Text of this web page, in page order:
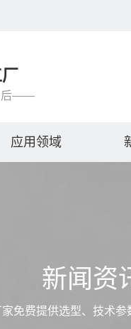
后——
应用领域
新闻资
免费提供选型、技术参